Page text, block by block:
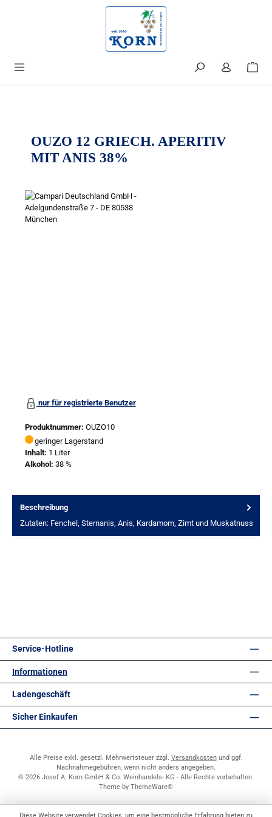
OUZO 12 GRIECH. APERITIV
MIT ANIS 38%
nur für registrierte Benutzer
Produktnummer: OUZO10
geringer Lagerstand
Inhalt: 1 Liter
Alkohol: 38 %
Beschreibung
Zutaten: Fenchel, Sternanis, Anis, Kardamom, Zimt und Muskatnuss
Service-Hotline
Informationen
Ladengeschäft
Sicher Einkaufen
Alle Preise exkl. gesetzl. Mehrwertsteuer zzgl. Versandkostenund ggf.
Nachnahmegebühren, wenn nicht anders angegeben.
© 2026 Josef A. Korn GmbH & Co. Weinhandels- KG - Alle Rechte vorbehalten.
Theme by ThemeWare®
Diese Website verwendet Cookies, um eine bestmögliche Erfahrung bieten zu